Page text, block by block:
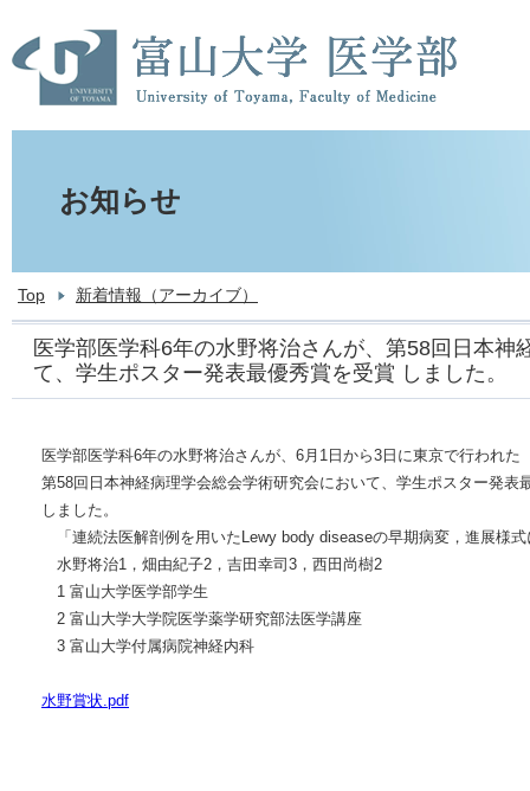
お知らせ
Top 新着情報（アーカイブ）
医学部医学科6年の水野将治さんが、第58回日本神
て、学生ポスター発表最優秀賞を受賞 しました。
医学部医学科6年の水野将治さんが、6月1日から3日に東京で行われた
第58回日本神経病理学会総会学術研究会において、学生ポスター発表
しました。
「連続法医解剖例を用いたLewy body diseaseの早期病変，進展様
水野将治1，畑由紀子2，吉田幸司3，西田尚樹2
1 富山大学医学部学生
2 富山大学大学院医学薬学研究部法医学講座
3 富山大学付属病院神経内科
水野賞状.pdf